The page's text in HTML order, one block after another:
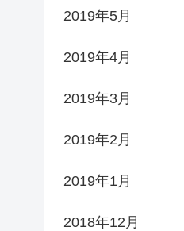
2019年5月
2019年4月
2019年3月
2019年2月
2019年1月
2018年12月